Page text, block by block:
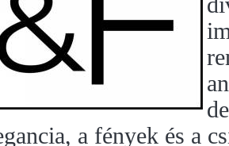
a fények és a